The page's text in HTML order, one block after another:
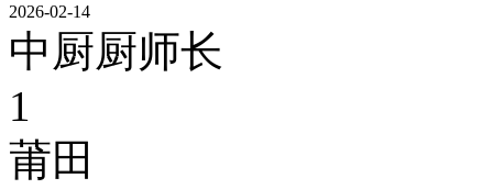
2026-02-14
中厨厨师长
1
莆田